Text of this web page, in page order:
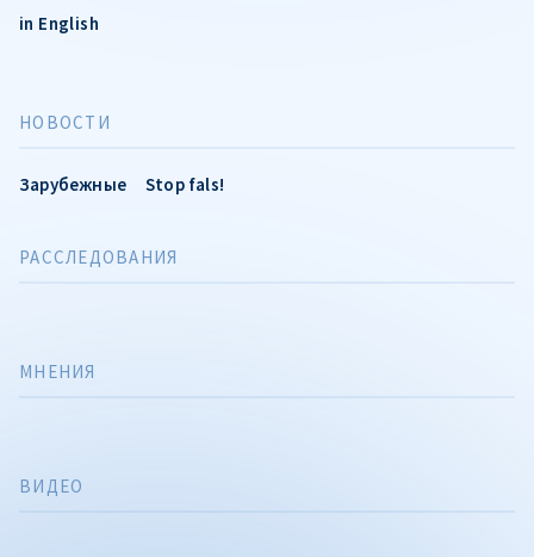
in English
НОВОСТИ
Зарубежные Stop fals!
РАССЛЕДОВАНИЯ
МНЕНИЯ
ВИДЕО